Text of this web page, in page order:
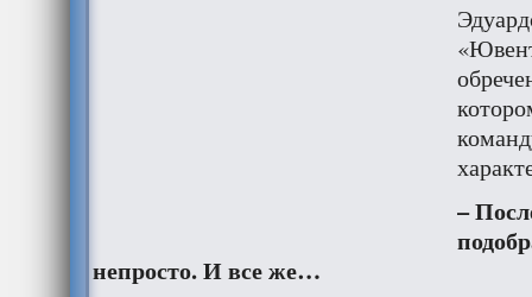
–
непросто. И все же…